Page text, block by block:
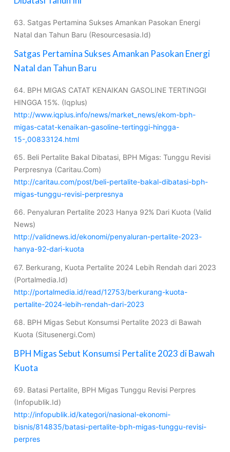
63. Satgas Pertamina Sukses Amankan Pasokan Energi
Natal dan Tahun Baru (Resourcesasia.Id)
Satgas Pertamina Sukses Amankan Pasokan Energi
Natal dan Tahun Baru
64. BPH MIGAS CATAT KENAIKAN GASOLINE TERTINGGI
HINGGA 15%. (Iqplus)
http://www.iqplus.info/news/market_news/ekom-bph-
migas-catat-kenaikan-gasoline-tertinggi-hingga-
15-,00833124.html
65. Beli Pertalite Bakal Dibatasi, BPH Migas: Tunggu Revisi
Perpresnya (Caritau.Com)
http://caritau.com/post/beli-pertalite-bakal-dibatasi-bph-
migas-tunggu-revisi-perpresnya
66. Penyaluran Pertalite 2023 Hanya 92% Dari Kuota (Valid
News)
http://validnews.id/ekonomi/penyaluran-pertalite-2023-
hanya-92-dari-kuota
67. Berkurang, Kuota Pertalite 2024 Lebih Rendah dari 2023
(Portalmedia.Id)
http://portalmedia.id/read/12753/berkurang-kuota-
pertalite-2024-lebih-rendah-dari-2023
68. BPH Migas Sebut Konsumsi Pertalite 2023 di Bawah
Kuota (Situsenergi.Com)
BPH Migas Sebut Konsumsi Pertalite 2023 di Bawah
Kuota
69. Batasi Pertalite, BPH Migas Tunggu Revisi Perpres
(Infopublik.Id)
http://infopublik.id/kategori/nasional-ekonomi-
bisnis/814835/batasi-pertalite-bph-migas-tunggu-revisi-
perpres